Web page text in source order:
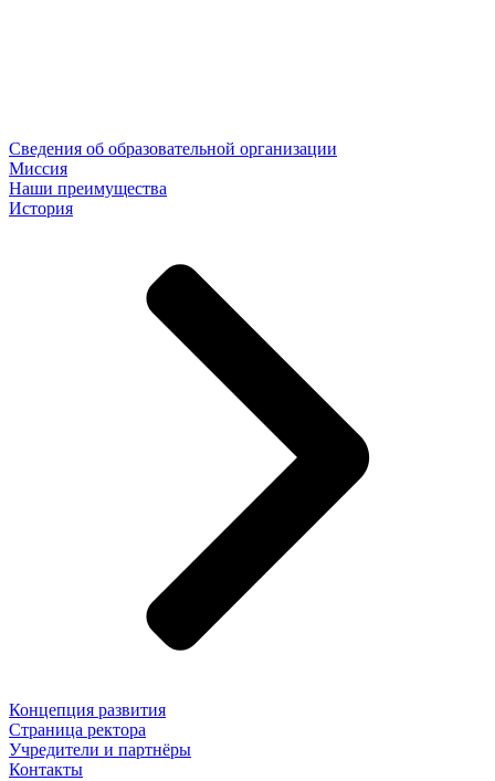
Сведения об образовательной организации
Миссия
Наши преимущества
История
Концепция развития
Страница ректора
Учредители и партнёры
Контакты